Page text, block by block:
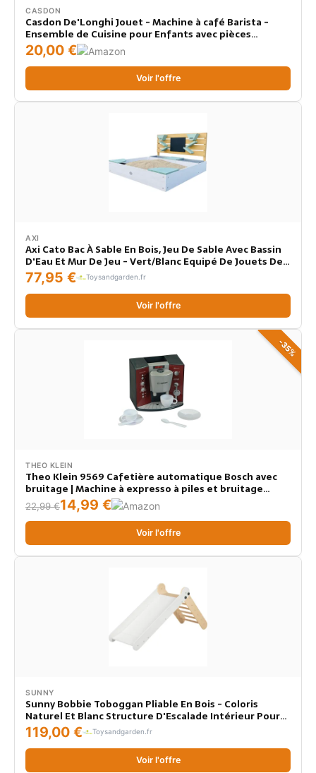
CASDON
Casdon De'Longhi Jouet - Machine à café Barista -
Ensemble de Cuisine pour Enfants avec pièces
Mobiles, Sons réalistes et café Magique - 3 Ans +,
Silver
20,00 €
Voir l'offre
AXI
Axi Cato Bac À Sable En Bois, Jeu De Sable Avec Bassin
D'Eau Et Mur De Jeu - Vert/Blanc Equipé De Jouets De
Sable, Tableau À Craie, Entonnoirs Et Étagères
Couverture Fournie Avec Toile De Sol
77,95 € Toysandgarden.fr
Voir l'offre
-35%
THEO KLEIN
Theo Klein 9569 Cafetière automatique Bosch avec
bruitage | Machine à expresso à piles et bruitage
réaliste | Dimensions : 14,5 cm x 19,5 cm x 17 cm | Jouet
pour enfants à partir de 3 ans
22,99 €14,99 €
Voir l'offre
SUNNY
Sunny Bobbie Toboggan Pliable En Bois - Coloris
Naturel Et Blanc Structure D'Escalade Intérieur Pour
Enfants Jouets Montessori
119,00 € Toysandgarden.fr
Voir l'offre